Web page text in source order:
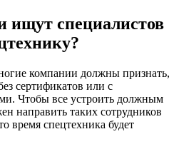
ищут специалистов
компании должны признать,
сертификатов или с
Чтобы все устроить должным
направить таких сотрудников
время спецтехника будет